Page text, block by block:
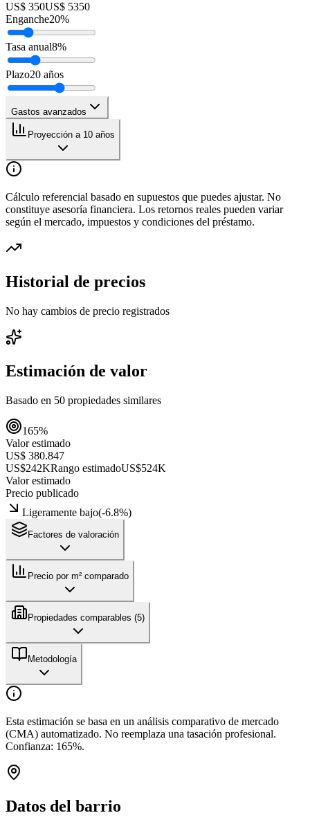
US$ 350US$ 5350
Enganche20%
Tasa anual8%
Plazo20 años
Gastos avanzados
Proyección a 10 años
Cálculo referencial basado en supuestos que puedes ajustar. No
constituye asesoría financiera. Los retornos reales pueden variar
según el mercado, impuestos y condiciones del préstamo.
Historial de precios
No hay cambios de precio registrados
Estimación de valor
Basado en 50 propiedades similares
165%
Valor estimado
US$ 380.847
US$242KRango estimadoUS$524K
Valor estimado
Precio publicado
Ligeramente bajo(-6.8%)
Factores de valoración
Precio por m² comparado
Propiedades comparables (5)
Metodología
Esta estimación se basa en un análisis comparativo de mercado
(CMA) automatizado. No reemplaza una tasación profesional.
Confianza: 165%.
Datos del barrio